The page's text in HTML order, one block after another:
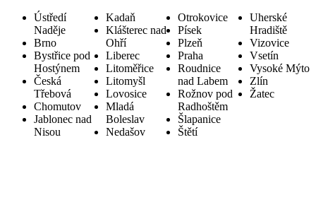
Ústředí
Naděje
Brno
Bystřice pod
Hostýnem
Česká
Třebová
Chomutov
Jablonec nad
Nisou
Kadaň
Klášterec nad
Ohří
Liberec
Litoměřice
Litomyšl
Lovosice
Mladá
Boleslav
Nedašov
Otrokovice
Písek
Plzeň
Praha
Roudnice
nad Labem
Rožnov pod
Radhoštěm
Šlapanice
Štětí
Uherské
Hradiště
Vizovice
Vsetín
Vysoké Mýto
Zlín
Žatec